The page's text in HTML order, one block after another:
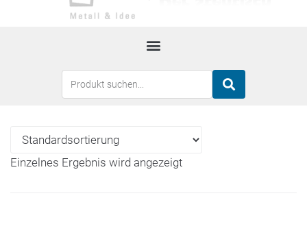
Einzelnes Ergebnis wird angezeigt